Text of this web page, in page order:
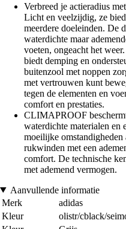
Verbreed je actieradius
Licht en veelzijdig, ze
meerdere doeleinden. De
waterdichte maar
voeten, ongeacht het
biedt demping en
buitenzool met noppen
met vertrouwen kunt
tegen de elementen en
comfort en prestaties.
CLIMAPROOF
waterdichte materialen en
moeilijke omstandigheden
rukwinden met een
comfort. De technische
met ademend vermogen.
Aanvullende informatie
Merk
adidas
Kleur
olistr/cblack/